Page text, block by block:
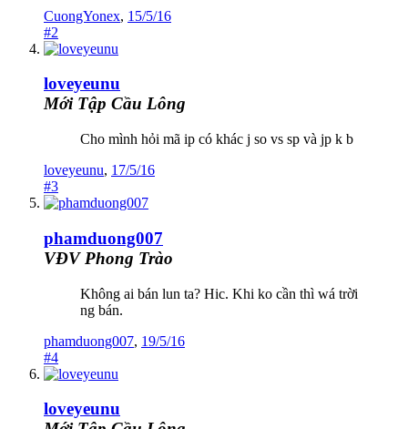
CuongYonex, 15/5/16
#2
loveyeunu
Mới Tập Cầu Lông
Cho mình hỏi mã ip có khác j so vs sp và jp k b
loveyeunu, 17/5/16
#3
phamduong007
VĐV Phong Trào
Không ai bán lun ta? Hic. Khi ko cần thì wá trời
ng bán.
phamduong007, 19/5/16
#4
loveyeunu